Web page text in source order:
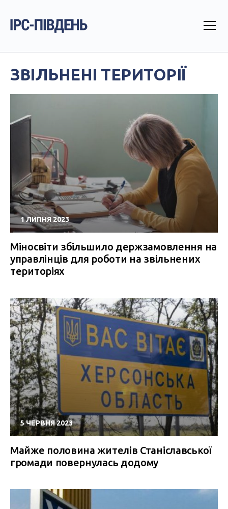
ЗВІЛЬНЕНІ ТЕРИТОРІЇ
1 ЛИПНЯ 2023
Міносвіти збільшило держзамовлення на
управлінців для роботи на звільнених
територіях
5 ЧЕРВНЯ 2023
Майже половина жителів Станіславської
громади повернулась додому